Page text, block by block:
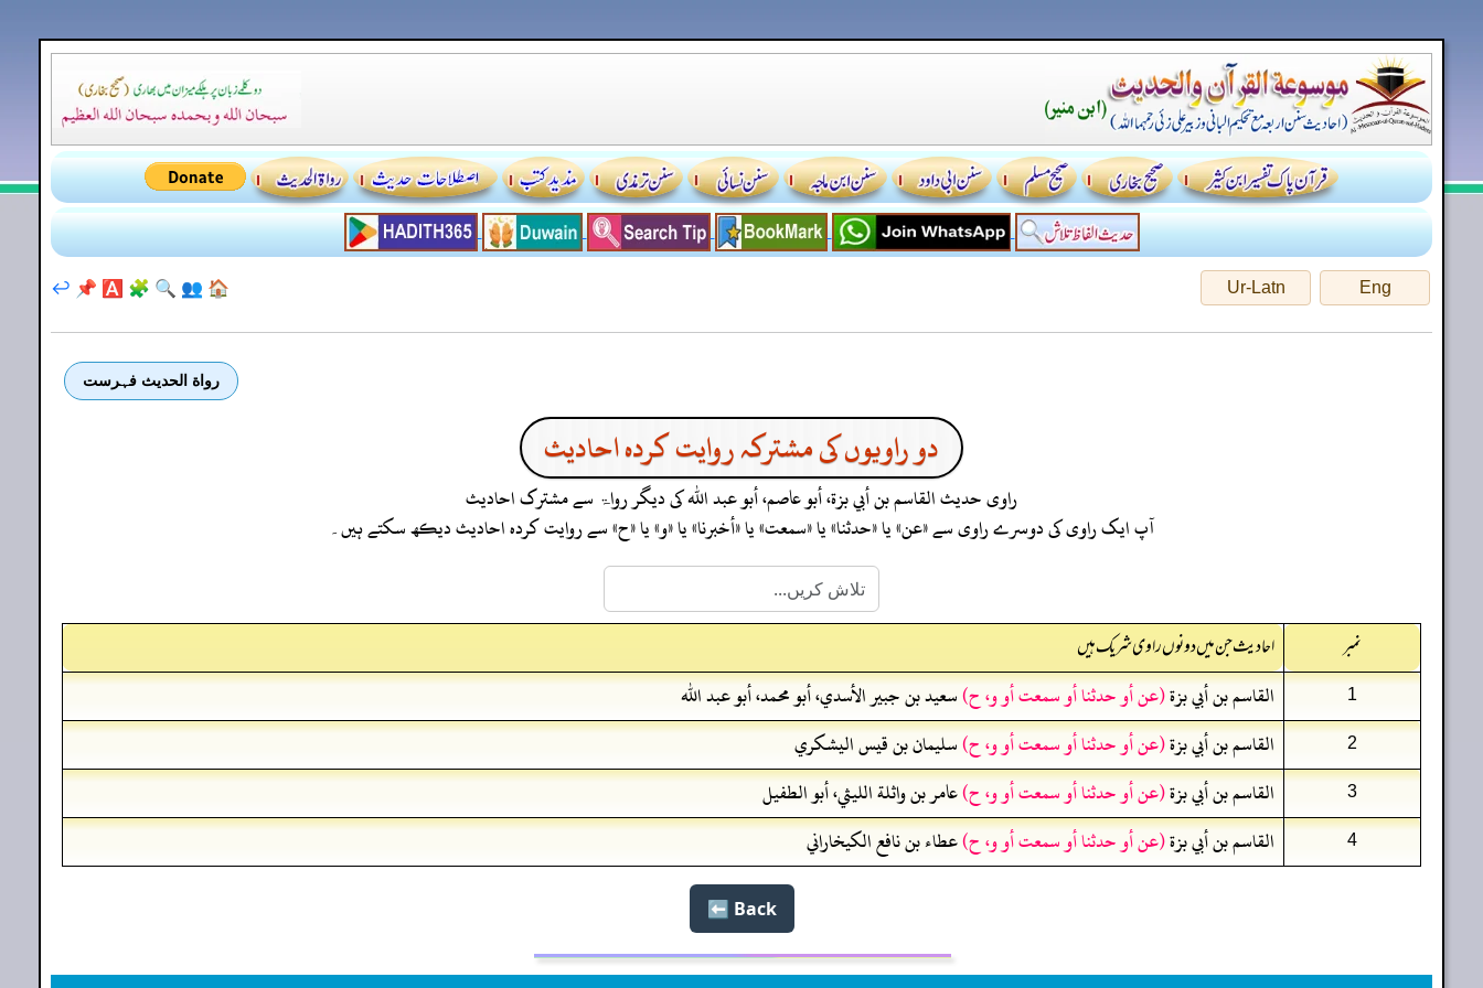
Eng
Ur-Latn
🏠
👥
🔍
🧩
🅰️
📌
↩️
رواة الحديث فہرست
دو راویوں کی مشترکہ روایت کردہ احادیث
راوی حدیثالقاسم بن أبي بزة، أبو عاصم، أبو عبد اللهکی دیگر رواۃ سے مشترک احادیث
آپ ایک راوی کی دوسرے راوی سے «عن» یا «حدثنا» یا «سمعت» یا «أخبرنا» یا «و» یا «ح» سے روایت کردہ احادیث دیکھ سکتے ہیں۔
نمبر احادیث جن میں دونوں راوی شریک ہیں
1 القاسم بن أبي بزة(عن أو حدثنا أو سمعت أو و، ح)سعيد بن جبير الأسدي، أبو محمد، أبو عبد الله
2 القاسم بن أبي بزة(عن أو حدثنا أو سمعت أو و، ح)سليمان بن قيس اليشكري
3 القاسم بن أبي بزة(عن أو حدثنا أو سمعت أو و، ح)عامر بن واثلة الليثي، أبو الطفيل
4 القاسم بن أبي بزة(عن أو حدثنا أو سمعت أو و، ح)عطاء بن نافع الكيخاراني
Back ⬅️